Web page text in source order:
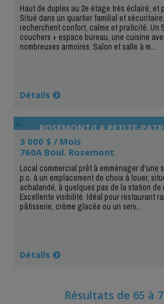
Haut de duplex au 2e étage très éclairé, et
Situé dans un quartier familial et
recherchent confort, calme et praticité. Un
couchers + espace bureau, une cuisine
nombreuses armoires. Salon et salle à m...
Détails
ROSEMONT/LA PETITE-
PATRIE
3 000 $ / Mois
760A Boul. Rosemont
Local commercial prêt à emménager d'une
p.c. à un emplacement de choix à louer,
achalandé, à quelques pas de la station de
Excellente visibilité. Idéal pour restaurant
pâtisserie, crème glacée ou un serv...
Détails
Résultats de 65 à